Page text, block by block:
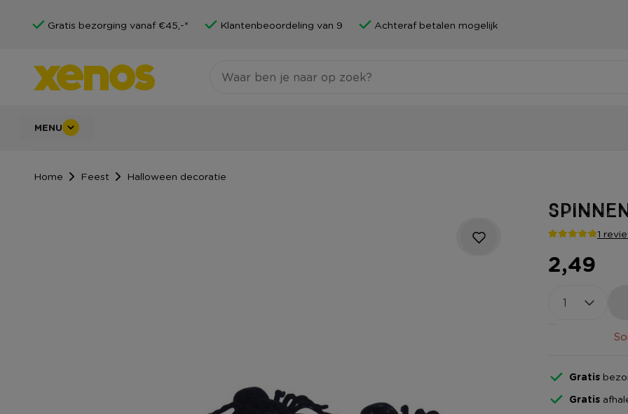
Gratis bezorging vanaf €45,-* Klantenbeoordeling van 9 Achteraf betalen mogelijk
MENU
Home Feest Halloween decoratie
1
2,49
Gratis
Gratis